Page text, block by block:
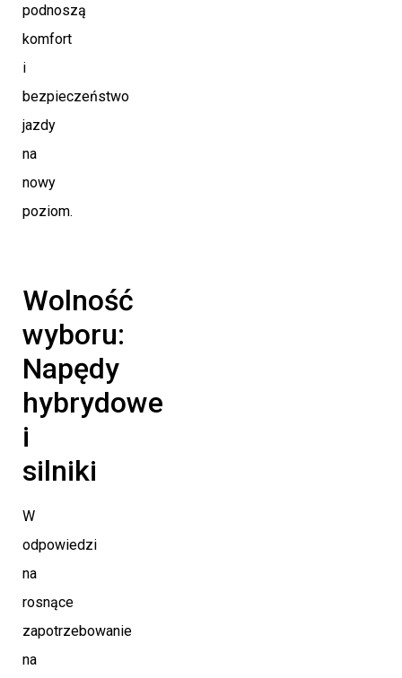
podnoszą
komfort
i
bezpieczeństwo
jazdy
na
nowy
poziom.
Wolność
wyboru:
Napędy
hybrydowe
i
silniki
W
odpowiedzi
na
rosnące
zapotrzebowanie
na